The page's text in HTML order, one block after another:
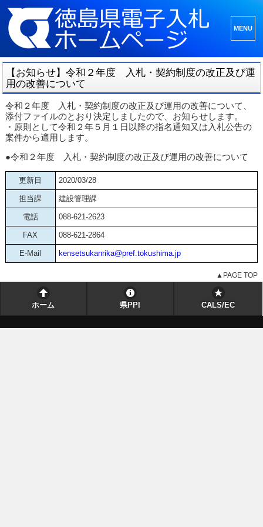
ーとウ
ィジェ
ット
【お知らせ】令和２年度 入札・契約制度の改正及び運
用の改善について
令和２年度 入札・契約制度の改正及び運用の改善について、
添付ファイルのとおり決定しましたので、お知らせします。
・原則として令和２年５月１日以降の指名通知又は入札公告の
案件から適用します。
●令和２年度 入札・契約制度の改正及び運用の改善について
更新日 2020/03/28
担当課 建設管理課
電話 088-621-2623
FAX 088-621-2864
E-Mail kensetsukanrika@pref.tokushima.jp
▲PAGE TOP
ホーム 県PPI CALS/EC